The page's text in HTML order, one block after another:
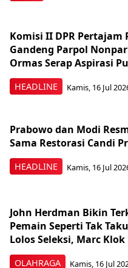
HEADLINE
Komisi II DPR Pertajam
Gandeng Parpol
Ormas Serap Aspirasi
Kamis, 16 Jul
HEADLINE
Prabowo dan Modi
Sama Restorasi Candi
Kamis, 16 Jul
OLAHRAGA
John Herdman Bikin
Pemain Seperti Tak
Lolos Seleksi, Marc
Kamis, 16 Jul